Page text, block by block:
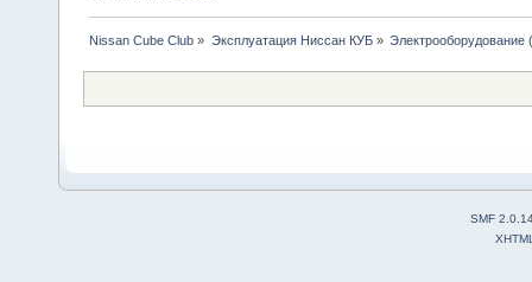
Nissan Cube Club » Эксплуатация Ниссан КУБ» Электрооборудование
SMF